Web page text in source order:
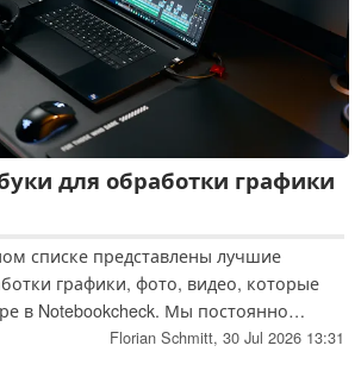
для обработки графики
списке представлены лучшие
графики, фото, видео, которые
в Notebookcheck. Мы постоянно
в актуальном состоянии.
Florian Schmitt, 30 Jul 2026 13:31